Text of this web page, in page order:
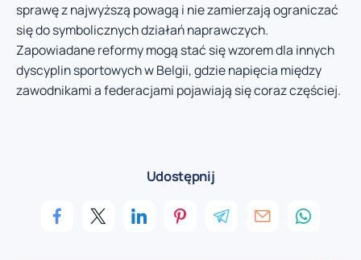
sprawę z najwyższą powagą i nie zamierzają ograniczać
się do symbolicznych działań naprawczych.
Zapowiadane reformy mogą stać się wzorem dla innych
dyscyplin sportowych w Belgii, gdzie napięcia między
zawodnikami a federacjami pojawiają się coraz częściej.
Udostępnij